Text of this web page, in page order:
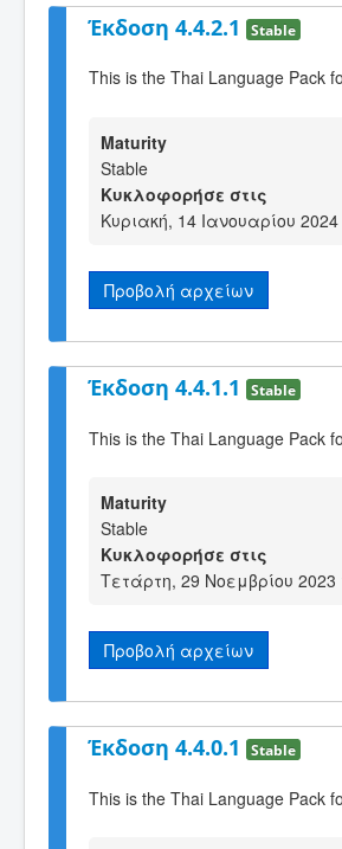
Έκδοση 4.4.2.1 Stable
This is the Thai Language Pack
Maturity
Stable
Κυκλοφορήσε στις
Κυριακή, 14 Ιανουαρίου 2024
Προβολή αρχείων
Έκδοση 4.4.1.1 Stable
This is the Thai Language Pack
Maturity
Stable
Κυκλοφορήσε στις
Τετάρτη, 29 Νοεμβρίου 2023
Προβολή αρχείων
Έκδοση 4.4.0.1 Stable
This is the Thai Language Pack